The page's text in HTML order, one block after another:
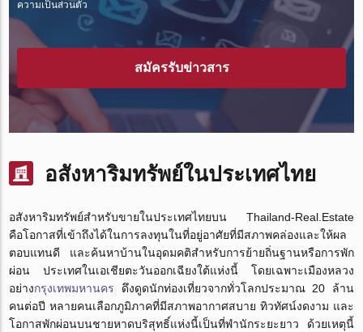
ความเป็นส่วนตัว
สมัครรับข่าวสาร
อสังหาริมทรัพย์ในประเทศไทย
อสังหาริมทรัพย์สำหรับขายในประเทศไทยบน Thailand-Real.Estate
คือโอกาสที่เข้าถึงได้ในการลงทุนในที่อยู่อาศัยที่มีสภาพคล่องและให้ผล
ตอบแทนดี และค้นหาบ้านในอุดมคติสำหรับการย้ายถิ่นฐานหรือการพัก
ผ่อน ประเทศในเอเชียตะวันออกเฉียงใต้แห่งนี้ โดยเฉพาะเมืองหลวง
อย่างกรุงเทพมหานคร ดึงดูดนักท่องเที่ยวจากทั่วโลกประมาณ 20 ล้าน
คนต่อปี หลายคนเลือกภูมิภาคที่มีสภาพอากาศสบาย ทิวทัศน์งดงาม และ
โอกาสพักผ่อนบนชายหาดบริสุทธิ์แห่งนี้เป็นที่พำนักระยะยาว ด้วยเหตุนี้